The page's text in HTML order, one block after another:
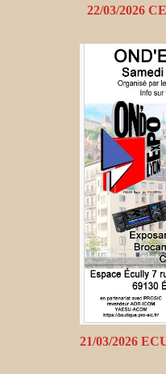
22/03/2026
21/03/2026